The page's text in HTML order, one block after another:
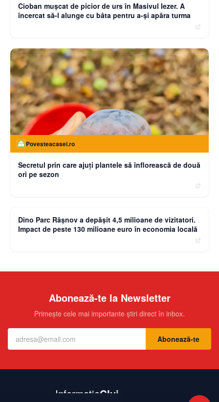
Cioban muşcat de picior de urs în Masivul Iezer. A
încercat să-l alunge cu bâta pentru a-şi apăra turma
Povesteacasei.ro
Secretul prin care ajuți plantele să înflorească de două
ori pe sezon
Dino Parc Râșnov a depășit 4,5 milioane de vizitatori.
Impact de peste 130 milioane euro în economia locală
Abonează-te la Newsletter
Primește cele mai importante știri direct în inbox.
Abonează-te